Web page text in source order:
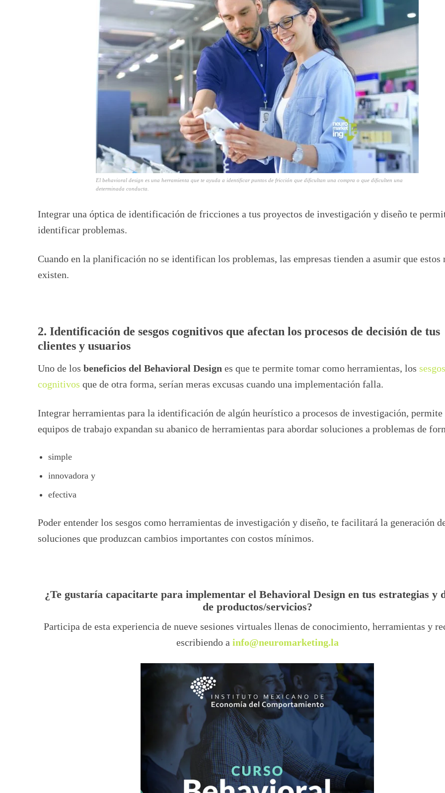
El behavioral design es una herramienta que te ayuda a identificar puntos de fricción que dificultan una compra o que dificulten una
determinada conducta.
Integrar una óptica de identificación de fricciones a tus proyectos de investigación y diseño te
identificar problemas.
Cuando en la planificación no se identifican los problemas, las empresas tienden a asumir que estos
existen.
2. Identificación de sesgos cognitivos que afectan los procesos de decisión de tus
clientes y usuarios
Uno de los beneficios del Behavioral Design es que te permite tomar como herramientas, los sesgos
cognitivos que de otra forma, serían meras excusas cuando una implementación falla.
Integrar herramientas para la identificación de algún heurístico a procesos de investigación, permite
equipos de trabajo expandan su abanico de herramientas para abordar soluciones a problemas de
simple
innovadora y
efectiva
Poder entender los sesgos como herramientas de investigación y diseño, te facilitará la generación
soluciones que produzcan cambios importantes con costos mínimos.
¿Te gustaría capacitarte para implementar el Behavioral Design en tus estrategias y
de productos/servicios?
Participa de esta experiencia de nueve sesiones virtuales llenas de conocimiento, herramientas y
escribiendo a info@neuromarketing.la